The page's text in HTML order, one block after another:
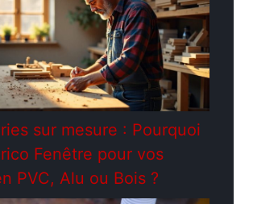
sur mesure : Pourquoi
Fenêtre pour vos
PVC, Alu ou Bois ?